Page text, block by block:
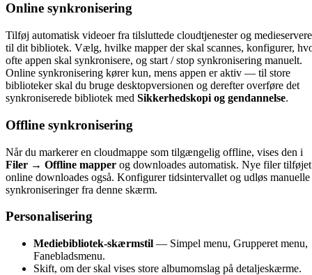
Online synkronisering
Tilføj automatisk videoer fra tilsluttede cloudtjenester og medieservere
til dit bibliotek. Vælg, hvilke mapper der skal scannes, konfigurer,
ofte appen skal synkronisere, og start / stop synkronisering manuelt.
Online synkronisering kører kun, mens appen er aktiv — til store
biblioteker skal du bruge desktopversionen og derefter overføre det
synkroniserede bibliotek med Sikkerhedskopi og gendannelse.
Offline synkronisering
Når du markerer en cloudmappe som tilgængelig offline, vises den i
Filer → Offline mapper og downloades automatisk. Nye filer tilføjet
online downloades også. Konfigurer tidsintervallet og udløs manuelle
synkroniseringer fra denne skærm.
Personalisering
Mediebibliotek-skærmstil — Simpel menu, Grupperet menu,
Fanebladsmenu.
Skift, om der skal vises store albumomslag på detaljeskærme.